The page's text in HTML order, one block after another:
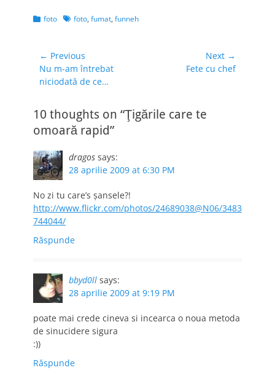
Categories
foto Tagsfoto, fumat, funneh
Navigare
în
articole
← Previous
Previous
post:
Nu m-am întrebat
niciodată de ce…
Next →
Fete cu chef
10 thoughts on “Ţigările care te
omoară rapid”
dragos says:
28 aprilie 2009 at 6:30 PM
No zi tu care’s şansele?!
http://www.flickr.com/photos/24689038@N06/3483
744044/
Răspunde
bbyd0ll says:
28 aprilie 2009 at 9:19 PM
poate mai crede cineva si incearca o noua metoda
de sinucidere sigura
:))
Răspunde